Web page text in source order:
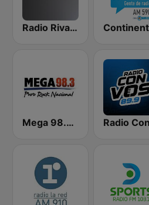
Radio Rivadavia 630 AM
Mega 98.3 FM